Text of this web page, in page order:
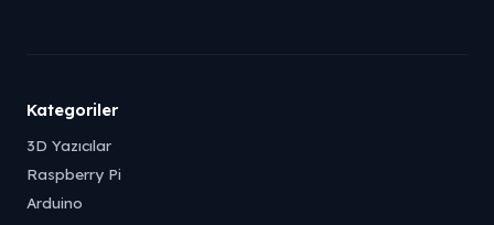
Kategoriler
3D Yazıcılar
Raspberry Pi
Arduino